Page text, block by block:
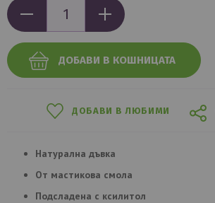
ДОБАВИ В КОШНИЦАТА
ДОБАВИ В ЛЮБИМИ
Натурална дъвка
От мастикова смола
Подсладена с ксилитол